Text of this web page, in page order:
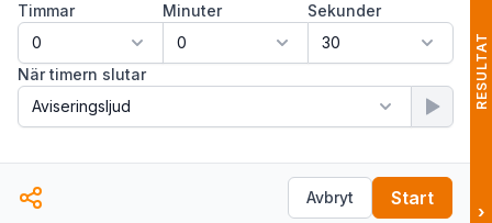
Förhandsvisning Timer Widget
Timmar Minuter Sekunder
När timern slutar
Avbryt Start
RESULTAT
›